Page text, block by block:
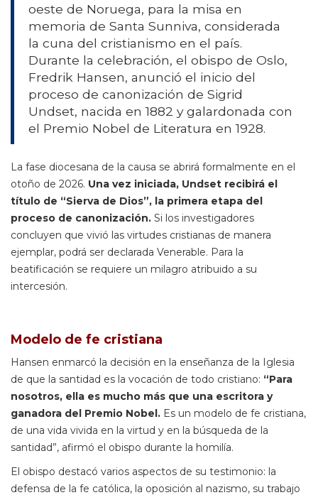
oeste de Noruega, para la misa en
memoria de Santa Sunniva, considerada
la cuna del cristianismo en el país.
Durante la celebración, el obispo de Oslo,
Fredrik Hansen, anunció el inicio del
proceso de canonización de Sigrid
Undset, nacida en 1882 y galardonada con
el Premio Nobel de Literatura en 1928.
La fase diocesana de la causa se abrirá formalmente en el
otoño de 2026. Una vez iniciada, Undset recibirá el
título de “Sierva de Dios”, la primera etapa del
proceso de canonización. Si los investigadores
concluyen que vivió las virtudes cristianas de manera
ejemplar, podrá ser declarada Venerable. Para la
beatificación se requiere un milagro atribuido a su
intercesión.
Modelo de fe cristiana
Hansen enmarcó la decisión en la enseñanza de la Iglesia
de que la santidad es la vocación de todo cristiano: “Para
nosotros, ella es mucho más que una escritora y
ganadora del Premio Nobel. Es un modelo de fe cristiana,
de una vida vivida en la virtud y en la búsqueda de la
santidad”, afirmó el obispo durante la homilía.
El obispo destacó varios aspectos de su testimonio: la
defensa de la fe católica, la oposición al nazismo, su trabajo